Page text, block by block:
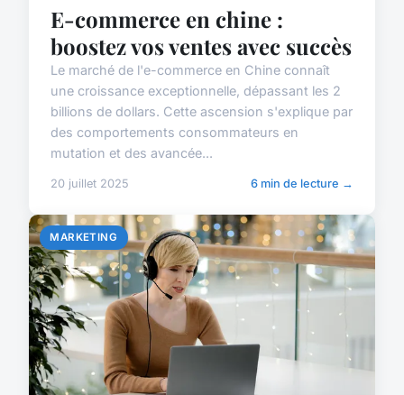
E-commerce en chine :
boostez vos ventes avec succès
Le marché de l'e-commerce en Chine connaît
une croissance exceptionnelle, dépassant les 2
billions de dollars. Cette ascension s'explique par
des comportements consommateurs en
mutation et des avancée...
20 juillet 2025 6 min de lecture →
MARKETING